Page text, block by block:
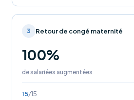
3 Retour de congé maternité
100%
de salariées augmentées
15/15